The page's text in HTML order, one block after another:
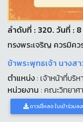
ลำดับที่ : 320. วันที่ : 8
ทรงพระเจริญ ควรมิคว
ข้าพระพุทธเจ้า นาง
ตำแหน่ง: เจ้าหน้าที่บริห
หน่วยงาน : คณะวิทยาศ
ดาวน์โหลด ใบเข้าร่วมล